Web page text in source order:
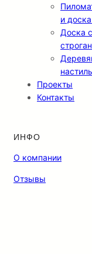
и
Доска
Проекты
Контакты
ИНФО
О компании
Отзывы